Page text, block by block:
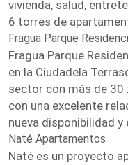
vivienda, salud,
6 torres de
Fragua Parque
Fragua Parque
en la Ciudadela
sector con más de 30
con una excelente
nueva disponibilidad
Naté Apartamentos
Naté es un proyecto